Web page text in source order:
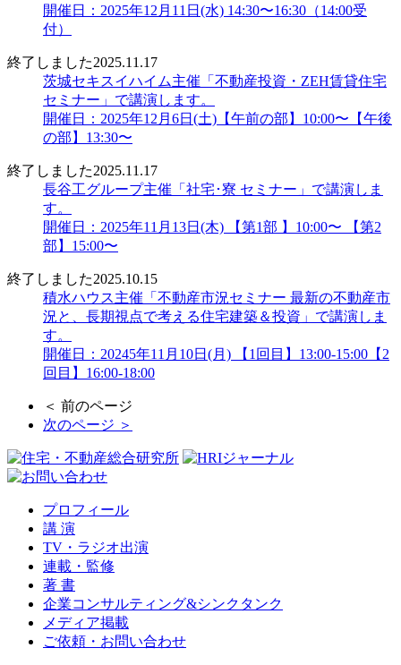
開催日：2025年12月11日(水) 14:30〜16:30（14:00受
付）
終了しました2025.11.17
茨城セキスイハイム主催「不動産投資・ZEH賃貸住宅
セミナー」で講演します。
開催日：2025年12月6日(土)【午前の部】10:00〜【午後
の部】13:30〜
終了しました2025.11.17
長谷工グループ主催「社宅･寮 セミナー」で講演しま
す。
開催日：2025年11月13日(木) 【第1部 】10:00〜 【第2
部】15:00〜
終了しました2025.10.15
積水ハウス主催「不動産市況セミナー 最新の不動産市
況と、長期視点で考える住宅建築＆投資」で講演しま
す。
開催日：20245年11月10日(月) 【1回目】13:00-15:00【2
回目】16:00-18:00
＜ 前のページ
次のページ ＞
プロフィール
講 演
TV・ラジオ出演
連載・監修
著 書
企業コンサルティング&シンクタンク
メディア掲載
ご依頼・お問い合わせ